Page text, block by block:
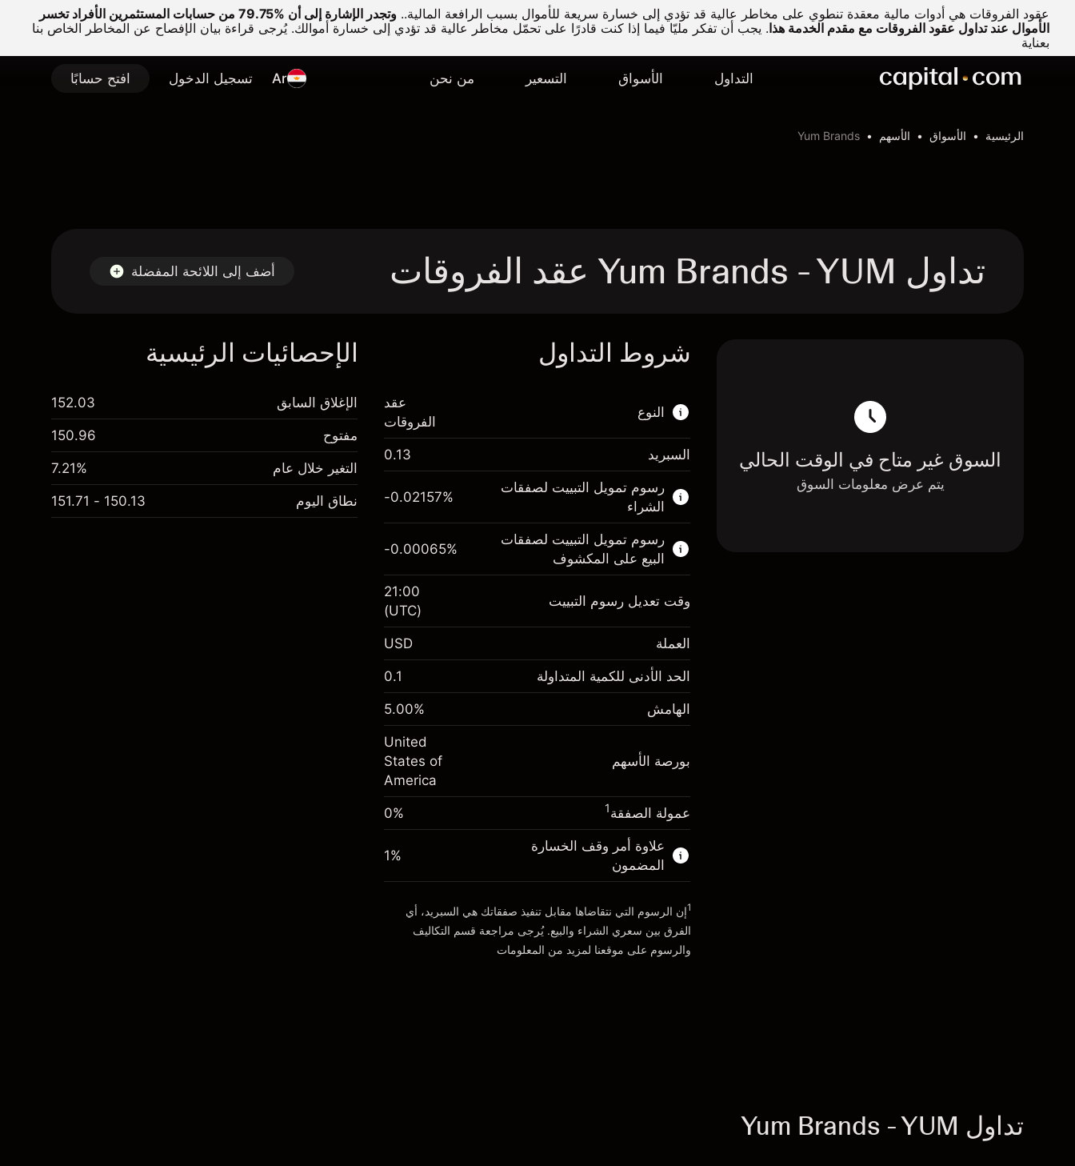
عقود الفروقات هي أدوات مالية معقدة تنطوي على مخاطر عالية قد تؤدي إلى خسارة سريعة للأموال بسبب الرافعة المالية..
وتجدر الإشارة إلى أن %79.75 من حسابات المستثمرين الأفراد تخسر
الأموال عند تداول عقود الفروقات مع مقدم الخدمة هذا. يجب أن تفكر مليّا فيما إذا كنت قادرًا على تحمّل مخاطر عالية قد تؤدي إلى خسارة أموالك. يُرجى قراءة بيان الإفصاح عن المخاطر الخاص بنا
بعناية
التداول الأسواق التسعير من نحن Ar تسجيل الدخول افتح حسابًا
الرئيسية الأسواق الأسهم Yum Brands
تداول Yum Brands - YUM عقد الفروقات أضف إلى اللائحة المفضلة
السوق غير متاح في الوقت الحالي
يتم عرض معلومات السوق
شروط التداول
النوع
هذا السوق المالي متاح للتداول من خلال عقود
الفروقات.
اعرف المزيد عن:
عقود الفروقات
عقد
الفروقات
السبريد 0.13
رسوم تمويل التبييت لصفقات
الشراء
الهامش. استثمارك $1,000.00
رسوم التبييت
الرسوم من قيمة الصفقة الكاملة
-0.021568
حجم الصفقة بالرافعة المالية ~
-0.02157%
رسوم تمويل التبييت لصفقات
البيع على المكشوف
$1,000.00
الرسوم من قيمة الصفقة الكاملة
-0.000654
(-$0.13)
الأموال من الرافعة المالية ~ دولار
انتقل إلى المنصة
-0.00065%
وقت تعديل رسوم التبييت
21:00
(UTC)
العملة USD
الحد الأدنى للكمية المتداولة 0.1
الهامش 5.00%
بورصة الأسهم
United
States of
America
عمولة الصفقة1
0%
علاوة أمر وقف الخسارة
المضمون
1%
1إن الرسوم التي نتقاضاها مقابل تنفيذ صفقاتك هي السبريد، أي
الفرق بين سعري الشراء والبيع. يُرجى مراجعة قسم التكاليف
والرسوم على موقعنا لمزيد من المعلومات
الإحصائيات الرئيسية
الإغلاق السابق 152.03
مفتوح 150.96
التغير خلال عام 7.21%
نطاق اليوم 150.13 - 151.71
تداول Yum Brands - YUM